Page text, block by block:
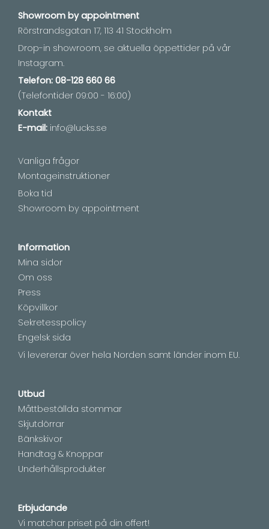
Showroom byappointment
Rörstrandsgatan 17, 113 41 Stockholm
Drop-in showroom, se aktuella öppettider på vår
Instagram.
Telefon: 08-128 660 66
(Telefontider 09:00 - 16:00)
Kontakt
E-mail: info@lucks.se
Vanliga frågor
Montageinstruktioner
Boka tid
Showroom by appointment
Information
Mina sidor
Om oss
Press
Köpvillkor
Sekretesspolicy
Engelsk sida
Vi levererar över hela Norden samt länder inom EU.
Utbud
Måttbeställda stommar
Skjutdörrar
Bänkskivor
Handtag & Knoppar
Underhållsprodukter
Erbjudande
Vi matchar priset på din offert!